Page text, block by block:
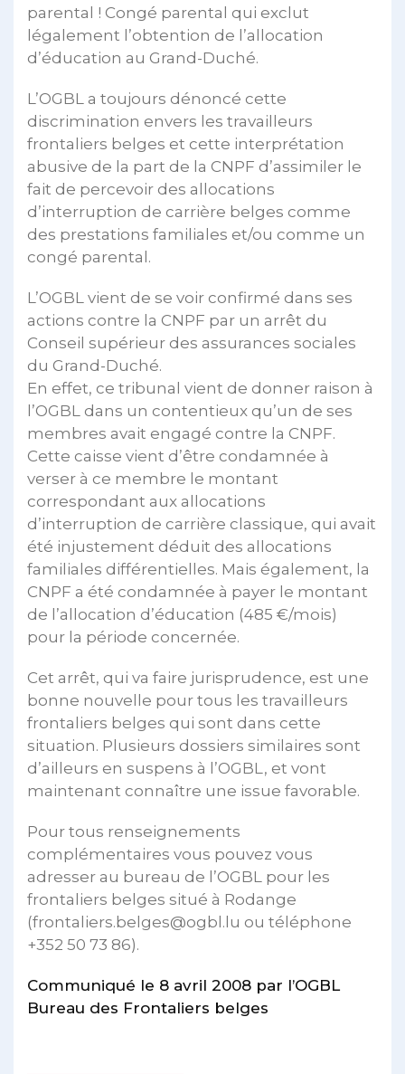
parental ! Congé parental qui exclut
légalement l’obtention de l’allocation
d’éducation au Grand-Duché.
L’OGBL a toujours dénoncé cette
discrimination envers les travailleurs
frontaliers belges et cette interprétation
abusive de la part de la CNPF d’assimiler le
fait de percevoir des allocations
d’interruption de carrière belges comme
des prestations familiales et/ou comme un
congé parental.
L’OGBL vient de se voir confirmé dans ses
actions contre la CNPF par un arrêt du
Conseil supérieur des assurances sociales
du Grand-Duché.
En effet, ce tribunal vient de donner raison à
l’OGBL dans un contentieux qu’un de ses
membres avait engagé contre la CNPF.
Cette caisse vient d’être condamnée à
verser à ce membre le montant
correspondant aux allocations
d’interruption de carrière classique, qui avait
été injustement déduit des allocations
familiales différentielles. Mais également, la
CNPF a été condamnée à payer le montant
de l’allocation d’éducation (485 €/mois)
pour la période concernée.
Cet arrêt, qui va faire jurisprudence, est une
bonne nouvelle pour tous les travailleurs
frontaliers belges qui sont dans cette
situation. Plusieurs dossiers similaires sont
d’ailleurs en suspens à l’OGBL, et vont
maintenant connaître une issue favorable.
Pour tous renseignements
complémentaires vous pouvez vous
adresser au bureau de l’OGBL pour les
frontaliers belges situé à Rodange
(frontaliers.belges@ogbl.lu ou téléphone
+352 50 73 86).
Communiqué le 8 avril 2008 par l’OGBL
Bureau des Frontaliers belges